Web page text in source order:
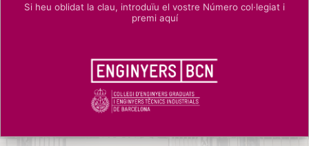
Si heu oblidat la clau, introduïu el vostre Número col·legiat i
premi aquí